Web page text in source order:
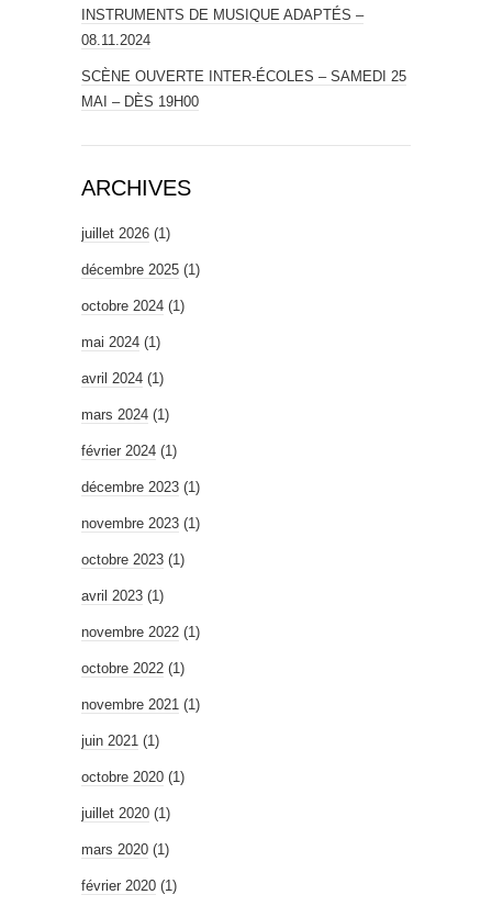
INSTRUMENTS DE MUSIQUE ADAPTÉS –
08.11.2024
SCÈNE OUVERTE INTER-ÉCOLES – SAMEDI 25
MAI – DÈS 19H00
ARCHIVES
juillet 2026 (1)
décembre 2025 (1)
octobre 2024 (1)
mai 2024 (1)
avril 2024 (1)
mars 2024 (1)
février 2024 (1)
décembre 2023 (1)
novembre 2023 (1)
octobre 2023 (1)
avril 2023 (1)
novembre 2022 (1)
octobre 2022 (1)
novembre 2021 (1)
juin 2021 (1)
octobre 2020 (1)
juillet 2020 (1)
mars 2020 (1)
février 2020 (1)